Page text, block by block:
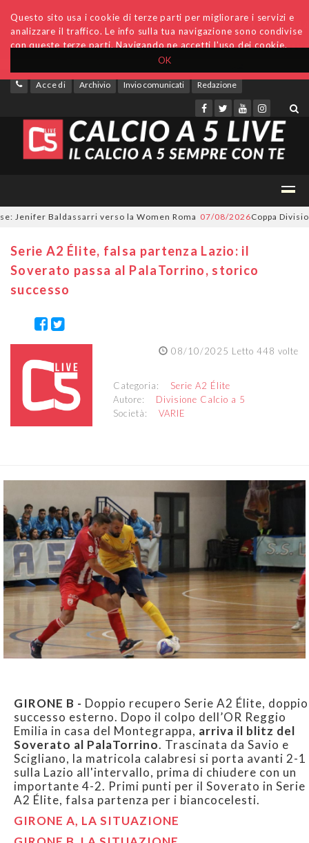
OK
Questo sito usa i cookie di terze parti per migliorare i servizi e
analizzare il traffico. Le info sulla tua navigazione sono condivise
con queste terze parti. Navigando ne accetti l'uso dei cookie.
Accedi Archivio Invio comunicati Redazione
Baldassarri verso la Women Roma 07/08/2026Coppa Divisione,
Serie A2 Élite, falsa partenza Lazio: il
Soverato passa al PalaTorrino, storico
successo
08/10/2025 Letto 448 volte
Categoria: Serie A2 Élite
Autore: Divisione Calcio a 5
Società:VARIE
GIRONE B - Doppio recupero Serie A2 Élite, doppio
successo esterno. Dopo il colpo dell’OR Reggio
Emilia in casa del Montegrappa, arriva il blitz del
Soverato al PalaTorrino. Trascinata da Savio e
Scigliano, la matricola calabresi si porta avanti 2-1
sulla Lazio all'intervallo, prima di chiudere con un
importante 4-2. Primi punti per il Soverato in Serie
A2 Élite, falsa partenza per i biancocelesti.
GIRONE A, LA SITUAZIONE